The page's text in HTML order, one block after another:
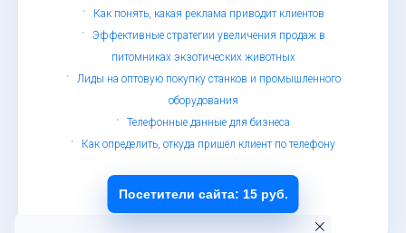
Как понять, какая реклама приводит клиентов
Эффективные стратегии увеличения продаж в
питомниках экзотических животных
Лиды на оптовую покупку станков и промышленного
оборудования
Телефонные данные для бизнеса
Как определить, откуда пришёл клиент по телефону
© Определитель номеров, 2019 - 2026
Обработка персональных данных
Посетители сайта: 15 руб.